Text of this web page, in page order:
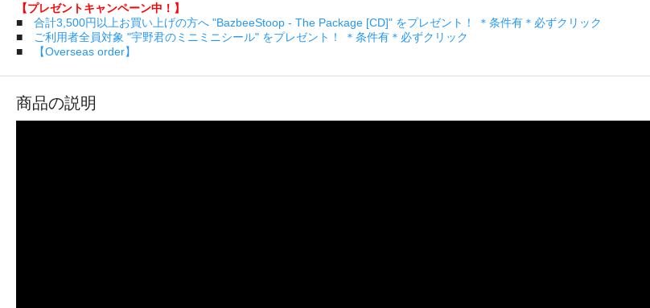
【プレゼントキャンペーン中！】
■ 合計3,500円以上お買い上げの方へ "BazbeeStoop - The Package [CD]" をプレゼント！ ＊条件有＊必ずクリック
■
ご利用者全員対象 "宇野君のミニミニシール" をプレゼント！ ＊条件有＊必ずクリック
■
【Overseas order】
商品の説明